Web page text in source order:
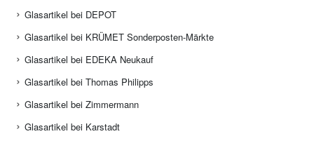
Glasartikel bei DEPOT
Glasartikel bei KRÜMET Sonderposten-Märkte
Glasartikel bei EDEKA Neukauf
Glasartikel bei Thomas Philipps
Glasartikel bei Zimmermann
Glasartikel bei Karstadt